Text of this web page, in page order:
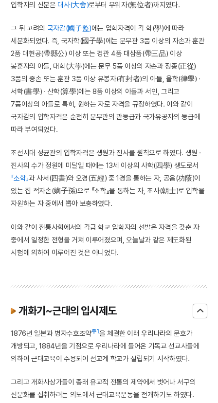
입학자의 신분은 대사(大舍)로부터 무위자(無位者)까지였다.
그 뒤 고려의 국자감(國子監)에는 입학자격이 각 학(學)에 따라
세분화되었다. 즉, 국자학(國子學)에는 문무관 3품 이상의 자손과 훈관
2품 대현공(帶縣公) 이상 또는 경관 4품 대삼품(帶三品) 이상
봉훈자의 아들, 대학(大學)에는 문무 5품 이상의 자손과 정종(正從)
3품의 증손 또는 훈관 3품 이상 유봉자(有封者)의 아들, 율학(律學) ·
서학(書學) · 산학(算學)에는 8품 이상의 아들과 서인, 그리고
7품이상의 아들로 특히, 원하는 자로 자격을 규정하였다. 이와 같이
국자감의 입학자격은 순전히 문무관의 관등급과 국가유공자의 등급에
따라 부여되었다.
조선시대 성균관의 입학자격은 생원과 진사를 원칙으로 하였다. 생원 ·
진사의 수가 정원에 미달일 때에는 13세 이상의 사학(四學) 생도로서
『소학』과 사서(四書)와 오경(五經) 중 1경을 통하는 자, 공음(功蔭)이
있는 집 적자손(嫡子孫)으로 『소학』을 통하는 자, 조사(朝士)로 입학을
자원하는 자 중에서 뽑아 보충하였다.
이와 같이 전통사회에서의 각급 학교 입학자의 선발은 자격을 갖춘 자
중에서 일정한 전형을 거쳐 이루어졌으며, 오늘날과 같은 제도화된
시험에 의하여 이루어진 것은 아니었다.
개화기~근대의 입시제도
1876년 일본과 병자수호조약주1 을 체결한 이래 우리나라의 문호가
개방되고, 1884년을 기점으로 우리나라에 들어온 기독교 선교사들에
의하여 근대교육이 수용되어 선교계 학교가 설립되기 시작하였다.
그리고 개화사상가들이 종래 유교적 전통의 제약에서 벗어나 서구의
신문화를 섭취하려는 의도에서 근대교육운동을 전개하기도 하였다.